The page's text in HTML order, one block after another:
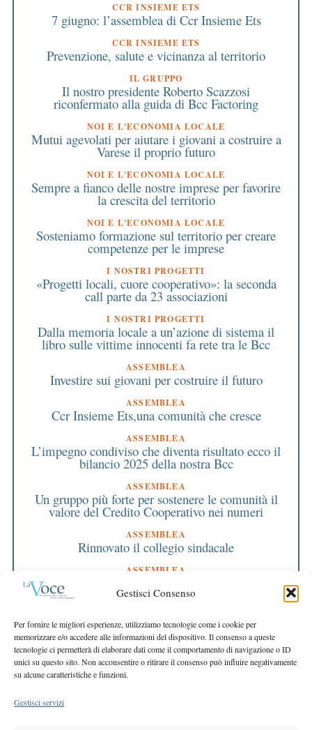
Gestisci Consenso
Per fornire le migliori esperienze, utilizziamo tecnologie come i cookie per
memorizzare e/o accedere alle informazioni del dispositivo. Il consenso a queste
tecnologie ci permetterà di elaborare dati come il comportamento di navigazione o ID
unici su questo sito. Non acconsentire o ritirare il consenso può influire negativamente
su alcune caratteristiche e funzioni.
Gestisci servizi
CCR INSIEME ETS
7 giugno: l’assemblea di Ccr Insieme Ets
CCR INSIEME ETS
Prevenzione, salute e vicinanza al territorio
IL GRUPPO
Il nostro presidente Roberto Scazzosi
riconfermato alla guida di Bcc Factoring
NOI E L'ECONOMIA LOCALE
Mutui agevolati per aiutare i giovani a costruire a
Varese il proprio futuro
NOI E L'ECONOMIA LOCALE
Sempre a fianco delle nostre imprese per favorire
la crescita del territorio
NOI E L'ECONOMIA LOCALE
Sosteniamo formazione sul territorio per creare
competenze per le imprese
I NOSTRI PROGETTI
«Progetti locali, cuore cooperativo»: la seconda
call parte da 23 associazioni
I NOSTRI PROGETTI
Dalla memoria locale a un’azione di sistema il
libro sulle vittime innocenti fa rete tra le Bcc
ASSEMBLEA
Investire sui giovani per costruire il futuro
ASSEMBLEA
Ccr Insieme Ets,una comunità che cresce
ASSEMBLEA
L’impegno condiviso che diventa risultato ecco il
bilancio 2025 della nostra Bcc
ASSEMBLEA
Un gruppo più forte per sostenere le comunità il
valore del Credito Cooperativo nei numeri
ASSEMBLEA
Rinnovato il collegio sindacale
ASSEMBLEA
Bilancio approvato all’unanimità e 2 milioni
destinati al territorio
Crescere restando riconoscibili
EDITORIALE PRESIDENTE
Costruire futuro insieme